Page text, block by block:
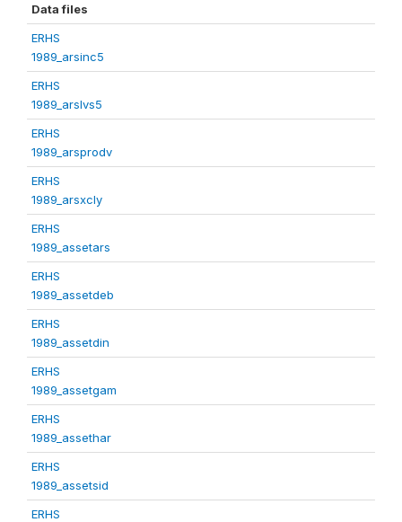
Data files
ERHS
1989_arsinc5
ERHS
1989_arslvs5
ERHS
1989_arsprodv
ERHS
1989_arsxcly
ERHS
1989_assetars
ERHS
1989_assetdeb
ERHS
1989_assetdin
ERHS
1989_assetgam
ERHS
1989_assethar
ERHS
1989_assetsid
ERHS